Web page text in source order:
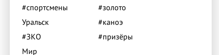
#спортсмены
Уральск
#ЗКО
Мир
#золото
#каноэ
#призёры